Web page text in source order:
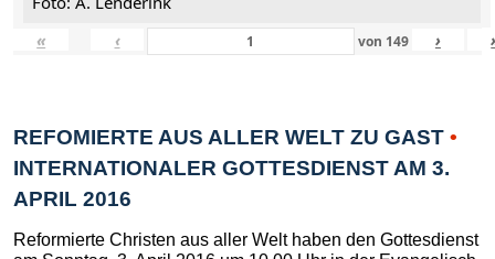
«
‹ von 149 ›
REFOMIERTE AUS ALLER WELT ZU GAST •
INTERNATIONALER GOTTESDIENST AM 3.
APRIL 2016
Reformierte Christen aus aller Welt haben den Gottesdienst